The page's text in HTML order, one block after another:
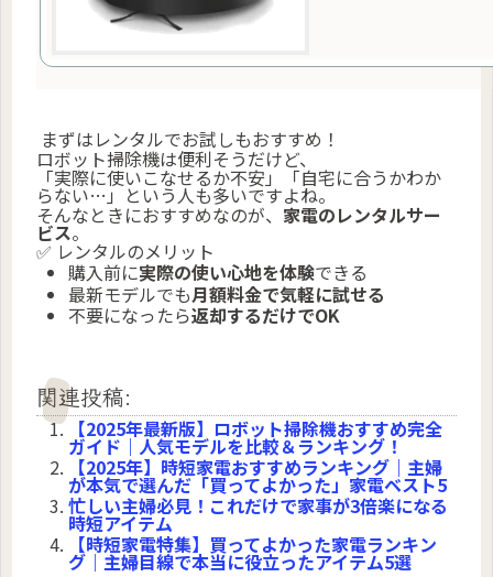
まずはレンタルでお試しもおすすめ！
ロボット掃除機は便利そうだけど、
「実際に使いこなせるか不安」「自宅に合うかわか
らない…」という人も多いですよね。
そんなときにおすすめなのが、 家電のレンタルサー
ビス。
✅ レンタルのメリット
購入前に実際の使い心地を体験できる
最新モデルでも月額料金で気軽に試せる
不要になったら返却するだけでOK
関連投稿:
【2025年最新版】ロボット掃除機おすすめ完全
ガイド｜人気モデルを比較＆ランキング！
【2025年】時短家電おすすめランキング｜主婦
が本気で選んだ「買ってよかった」家電ベスト5
忙しい主婦必見！これだけで家事が3倍楽になる
時短アイテム
【時短家電特集】買ってよかった家電ランキン
グ｜主婦目線で本当に役立ったアイテム5選